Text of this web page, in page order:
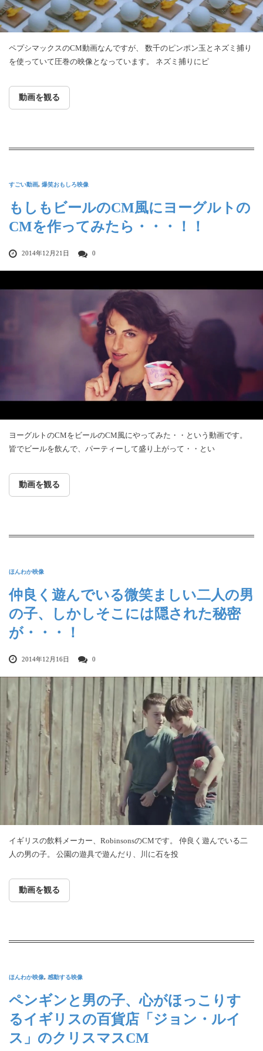
ペプシマックスのCM動画なんですが、 数千のピンポン玉とネズミ捕り
を使っていて圧巻の映像となっています。 ネズミ捕りにピ
動画を観る
すごい動画, 爆笑おもしろ映像
もしもビールのCM風にヨーグルトの
CMを作ってみたら・・・！！
2014年12月21日 0
ヨーグルトのCMをビールのCM風にやってみた・・という動画です。
皆でビールを飲んで、パーティーして盛り上がって・・とい
動画を観る
ほんわか映像
仲良く遊んでいる微笑ましい二人の男
の子、しかしそこには隠された秘密
が・・・！
2014年12月16日 0
イギリスの飲料メーカー、RobinsonsのCMです。 仲良く遊んでいる二
人の男の子。 公園の遊具で遊んだり、川に石を投
動画を観る
ほんわか映像, 感動する映像
ペンギンと男の子、心がほっこりす
るイギリスの百貨店「ジョン・ルイ
ス」のクリスマスCM